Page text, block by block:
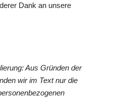
Dank an unsere
Aus Gründen der
wir im Text nur die